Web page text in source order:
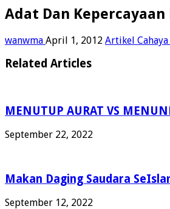
Adat Dan
wanwma April 1, 2012 Artikel
Related Articles
MENUTUP AURAT VS
September 22, 2022
Makan Daging Saudara
September 12, 2022